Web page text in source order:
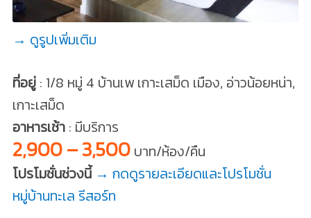
→ ดูรูปเพิ่มเติม
ที่อยู่: 1/8 หมู่ 4 บ้านเพ เกาะเสม็ด เมือง, อ่าวน้อยหน่า,
เกาะเสม็ด
อาหารเช้า: มีบริการ
2,900 – 3,500บาท/ห้อง/คืน
โปรโมชั่นช่วงนี้ → กดดูรายละเอียดและโปรโมชั่น
หมู่บ้านทะเล รีสอร์ท